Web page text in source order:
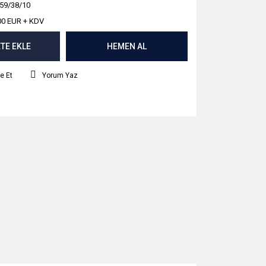
38/10
EUR + KDV
EKLE HEMEN AL
Et Yorum Yaz